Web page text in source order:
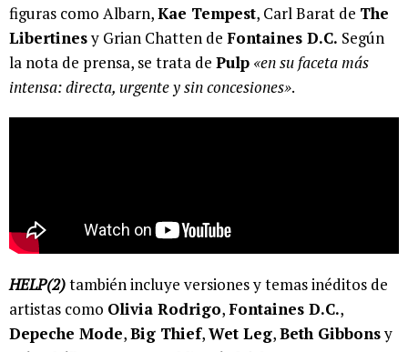
figuras como Albarn,Kae Tempest, Carl Barat de The
Libertinesy Grian Chatten de Fontaines D.C. Según
la nota de prensa, se trata de Pulp «en su faceta más
intensa: directa, urgente y sin concesiones».
HELP(2)también incluye versiones y temas inéditos de
artistas como Olivia Rodrigo,Fontaines D.C.,
Depeche Mode,Big Thief,Wet Leg,Beth Gibbonsy